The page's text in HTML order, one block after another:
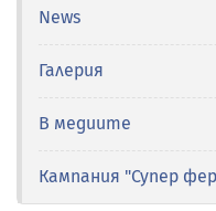
News
Галерия
В медиите
Кампания "Супер